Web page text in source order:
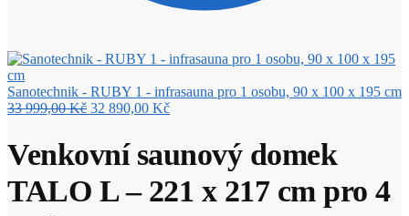
Sanotechnik - RUBY 1 - infrasauna pro 1 osobu, 90 x 100 x 195 cm
33 999,00Kč Původní
33
32 890,00 KčAktuální
32
890,00 Kč.
Venkovní saunový domek
TALO L – 221 x 217 cm pro 4